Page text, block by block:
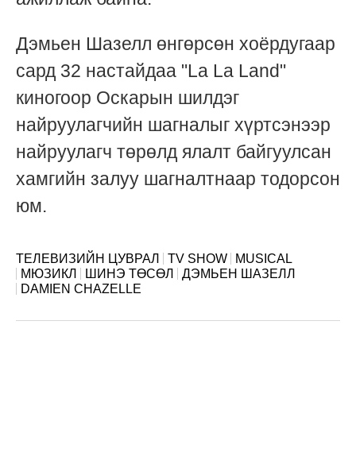
Дэмьен Шазелл өнгөрсөн хоёрдугаар
сард 32 настайдаа "La La Land"
киногоор Оскарын шилдэг
найруулагчийн шагналыг хүртсэнээр
найруулагч төрөлд ялалт байгуулсан
хамгийн залуу шагналтнаар тодорсон
юм.
ТЕЛЕВИЗИЙН ЦУВРАЛ TV SHOW
MUSICAL
МЮЗИКЛ
ШИНЭ ТӨСӨЛ
ДЭМЬЕН ШАЗЕЛЛ
DAMIEN CHAZELLE